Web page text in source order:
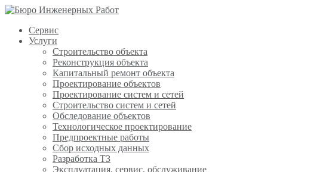
Сервис
Услуги
Строительство объекта
Реконструкция объекта
Капитальный ремонт объекта
Проектирование объектов
Проектирование систем и сетей
Строительство систем и сетей
Обследование объектов
Технологическое проектирование
Предпроектные работы
Сбор исходных данных
Разработка ТЗ
Эксплуатация, сервис, обслуживание